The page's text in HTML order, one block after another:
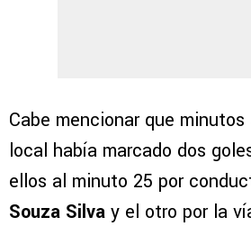
Cabe mencionar que
local había marcado dos
ellos al minuto 25 por
Souza Silva y el otro por la